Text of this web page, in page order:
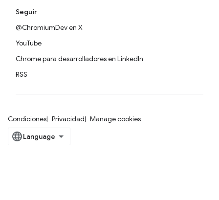
Seguir
@ChromiumDev en X
YouTube
Chrome para desarrolladores en LinkedIn
RSS
Condiciones Privacidad Manage cookies